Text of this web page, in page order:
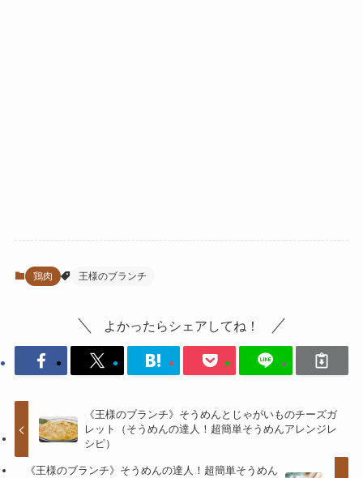
鶏肉 王様のブランチ
よかったらシェアしてね！
《王様のブランチ》そうめんとじゃがいものチーズガ
レット（そうめんの達人！超簡単そうめんアレンジレ
シピ）
《王様のブランチ》そうめんの達人！超簡単そうめん